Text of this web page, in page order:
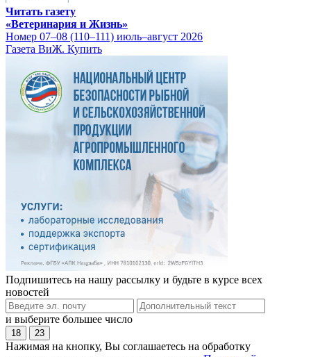
Читать газету
«Ветеринария и Жизнь»
Номер 07–08 (110–111) июль–август 2026
Газета ВиЖ. Купить
Подпишитесь на нашу рассылку и будьте в курсе всех
новостей
и выберите большее число
18 23
Нажимая на кнопку, Вы соглашаетесь на обработку